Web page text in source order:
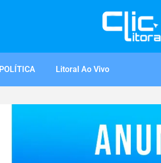
POLÍTICA Litoral Ao Vivo